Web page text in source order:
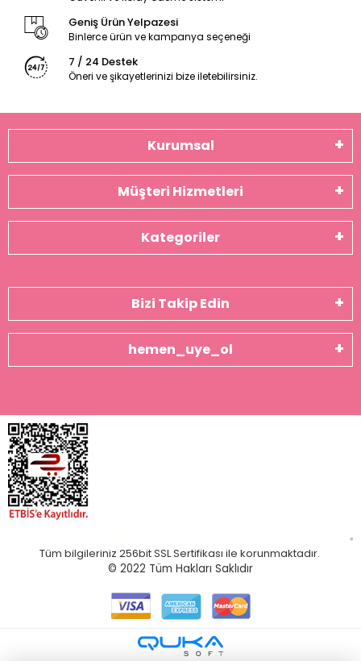
Geniş Ürün Yelpazesi
Binlerce ürün ve kampanya seçeneği
7 / 24 Destek
Öneri ve şikayetlerinizi bize iletebilirsiniz.
Kurumsal
Müşteri Hizmetleri
Kategoriler
Bizi Takip Edin
hemen_uye_ol
Tüm bilgileriniz 256bit SSL Sertifikası ile korunmaktadır.
© 2022 Tüm Hakları Saklıdır